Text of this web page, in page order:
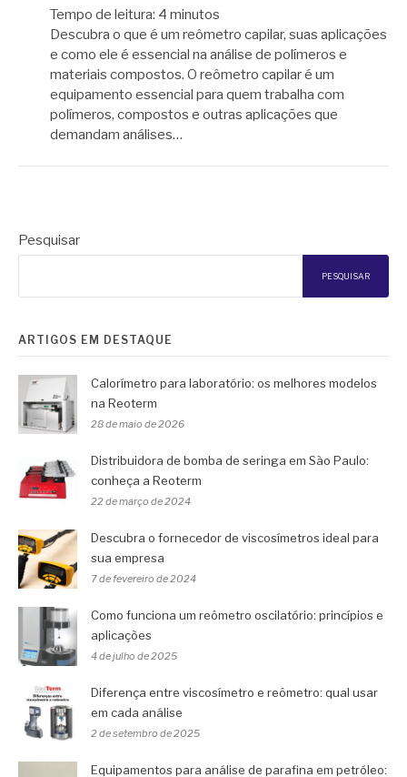
Tempo de leitura: 4 minutos
Descubra o que é um reômetro capilar, suas aplicações
e como ele é essencial na análise de polímeros e
materiais compostos. O reômetro capilar é um
equipamento essencial para quem trabalha com
polímeros, compostos e outras aplicações que
demandam análises…
Pesquisar
PESQUISAR
ARTIGOS EM DESTAQUE
Calorímetro para laboratório: os melhores modelos
na Reoterm
28 de maio de 2026
Distribuidora de bomba de seringa em São Paulo:
conheça a Reoterm
22 de março de 2024
Descubra o fornecedor de viscosímetros ideal para
sua empresa
7 de fevereiro de 2024
Como funciona um reômetro oscilatório: princípios e
aplicações
4 de julho de 2025
Diferença entre viscosímetro e reômetro: qual usar
em cada análise
2 de setembro de 2025
Equipamentos para análise de parafina em petróleo: